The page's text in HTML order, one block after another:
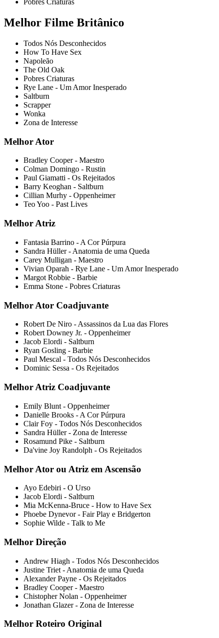
Pobres Criaturas
Melhor Filme Britânico
Todos Nós Desconhecidos
How To Have Sex
Napoleão
The Old Oak
Pobres Criaturas
Rye Lane - Um Amor Inesperado
Saltburn
Scrapper
Wonka
Zona de Interesse
Melhor Ator
Bradley Cooper - Maestro
Colman Domingo - Rustin
Paul Giamatti - Os Rejeitados
Barry Keoghan - Saltburn
Cillian Murhy - Oppenheimer
Teo Yoo - Past Lives
Melhor Atriz
Fantasia Barrino - A Cor Púrpura
Sandra Hüller - Anatomia de uma Queda
Carey Mulligan - Maestro
Vivian Oparah - Rye Lane - Um Amor Inesperado
Margot Robbie - Barbie
Emma Stone - Pobres Criaturas
Melhor Ator Coadjuvante
Robert De Niro - Assassinos da Lua das Flores
Robert Downey Jr. - Oppenheimer
Jacob Elordi - Saltburn
Ryan Gosling - Barbie
Paul Mescal - Todos Nós Desconhecidos
Dominic Sessa - Os Rejeitados
Melhor Atriz Coadjuvante
Emily Blunt - Oppenheimer
Danielle Brooks - A Cor Púrpura
Clair Foy - Todos Nós Desconhecidos
Sandra Hüller - Zona de Interesse
Rosamund Pike - Saltburn
Da'vine Joy Randolph - Os Rejeitados
Melhor Ator ou Atriz em Ascensão
Ayo Edebiri - O Urso
Jacob Elordi - Saltburn
Mia McKenna-Bruce - How to Have Sex
Phoebe Dynevor - Fair Play e Bridgerton
Sophie Wilde - Talk to Me
Melhor Direção
Andrew Hiagh - Todos Nós Desconhecidos
Justine Triet - Anatomia de uma Queda
Alexander Payne - Os Rejeitados
Bradley Cooper - Maestro
Chistopher Nolan - Oppenheimer
Jonathan Glazer - Zona de Interesse
Melhor Roteiro Original